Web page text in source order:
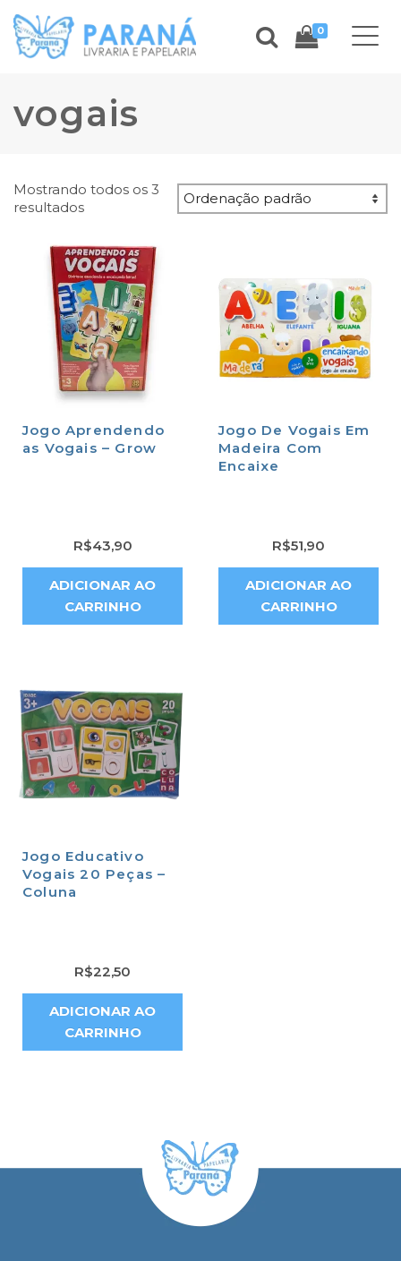
0
vogais
Mostrando todos os 3
resultados
Jogo Aprendendo
as Vogais – Grow
R$43,90
ADICIONAR AO
CARRINHO
Jogo De Vogais Em
Madeira Com
Encaixe
R$51,90
ADICIONAR AO
CARRINHO
Jogo Educativo
Vogais 20 Peças –
Coluna
R$22,50
ADICIONAR AO
CARRINHO